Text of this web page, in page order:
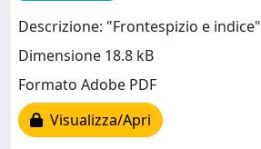
Descrizione: "Frontespizio e indice"
Dimensione 18.8 kB
Formato Adobe PDF
Visualizza/Apri